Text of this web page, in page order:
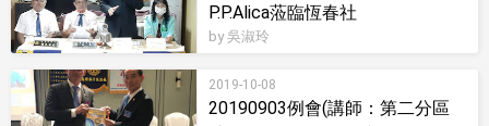
P.P.Alica蒞臨恆春社
by 吳淑玲
2019-10-08
20190903例會(講師：第二分區